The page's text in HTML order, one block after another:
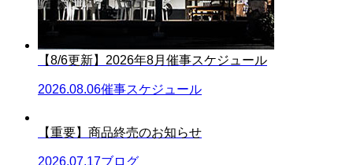
【8/6更新】2026年8月催事スケジュール
2026.08.06催事スケジュール
【重要】商品終売のお知らせ
2026.07.17ブログ